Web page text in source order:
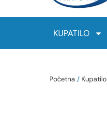
KUPATILO
Početna / Kupatilo